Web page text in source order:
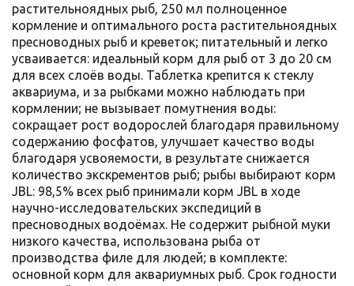
растительноядных рыб, 250 мл полноценное
кормление и оптимального роста растительноядных
пресноводных рыб и креветок; питательный и легко
усваивается: идеальный корм для рыб от 3 до 20 см
для всех слоёв воды. Таблетка крепится к стеклу
аквариума, и за рыбками можно наблюдать при
кормлении; не вызывает помутнения воды:
сокращает рост водорослей благодаря правильному
содержанию фосфатов, улучшает качество воды
благодаря усвояемости, в результате снижается
количество экскрементов рыб; рыбы выбирают корм
JBL: 98,5% всех рыб принимали корм JBL в ходе
научно-исследовательских экспедиций в
пресноводных водоёмах. Не содержит рыбной муки
низкого качества, использована рыба от
производства филе для людей; в комплекте:
основной корм для аквариумных рыб. Срок годности